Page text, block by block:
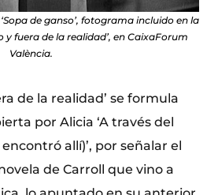
de ganso’, fotograma incluido en la
y fuera de la realidad’, en CaixaForum
València.
de la realidad’ se formula
por Alicia ‘A través del
allí)’, por señalar el
de Carroll que vino a